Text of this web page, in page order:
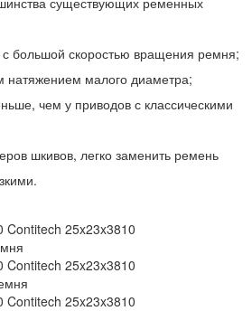
большой скоростью вращения ремня;
натяжением малого диаметра;
чем у приводов с классическими
шкивов, легко заменить ремень
Contitech 25x23x3810
Contitech 25x23x3810
Contitech 25x23x3810